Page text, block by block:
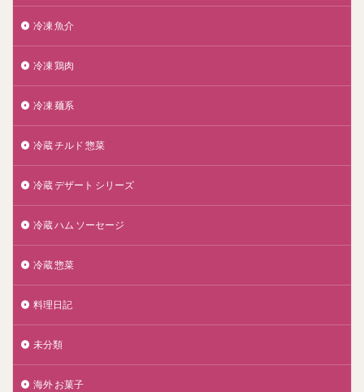
冷凍 魚介
冷凍 鶏肉
冷凍 麺系
冷蔵 チルド 惣菜
冷蔵 デザート シリーズ
冷蔵 ハム ソーセージ
冷蔵 惣菜
料理日記
未分類
海外 お菓子